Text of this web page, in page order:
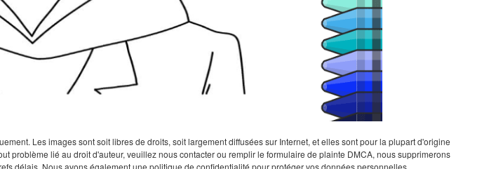
Les images sont soit libres de droits, soit largement diffusées sur Internet, et elles sont pour la plupart d'origine
problème lié au droit d'auteur, veuillez nous contacter ou remplir le formulaire de plainte DMCA, nous supprimerons
délais. Nous avons également une politique de confidentialité pour protéger vos données personnelles.